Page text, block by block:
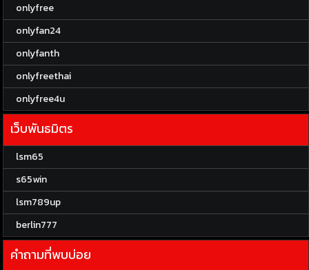
onlyfree
onlyfan24
onlyfanth
onlyfreethai
onlyfree4u
เว็บพันธมิตร
lsm65
s65win
lsm789up
berlin777
คำถามที่พบบ่อย